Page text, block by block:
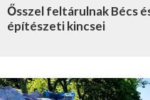
Ősszel feltárulnak Bécs
építészeti kincsei